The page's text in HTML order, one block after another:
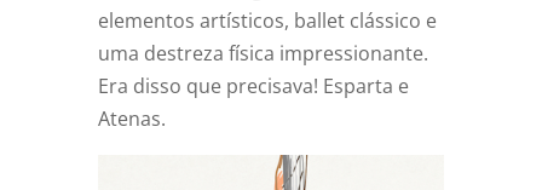
elementos artísticos, ballet clássico e
uma destreza física impressionante.
Era disso que precisava! Esparta e
Atenas.